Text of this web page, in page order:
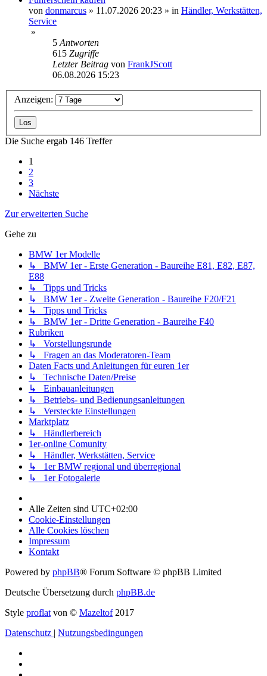
von donmarcus » 11.07.2026 20:23 » in Händler, Werkstätten,
Service
»
5 Antworten
615 Zugriffe
Letzter Beitrag von FrankJScott
06.08.2026 15:23
Anzeigen:
Die Suche ergab 146 Treffer
1
2
3
Nächste
Zur erweiterten Suche
Gehe zu
BMW 1er Modelle
↳ BMW 1er - Erste Generation - Baureihe E81, E82, E87,
E88
↳ Tipps und Tricks
↳ BMW 1er - Zweite Generation - Baureihe F20/F21
↳ Tipps und Tricks
↳ BMW 1er - Dritte Generation - Baureihe F40
Rubriken
↳ Vorstellungsrunde
↳ Fragen an das Moderatoren-Team
Daten Facts und Anleitungen für euren 1er
↳ Technische Daten/Preise
↳ Einbauanleitungen
↳ Betriebs- und Bedienungsanleitungen
↳ Versteckte Einstellungen
Marktplatz
↳ Händlerbereich
1er-online Comunity
↳ Händler, Werkstätten, Service
↳ 1er BMW regional und überregional
↳ 1er Fotogalerie
Alle Zeiten sind UTC+02:00
Cookie-Einstellungen
Alle Cookies löschen
Impressum
Kontakt
Powered by phpBB® Forum Software © phpBB Limited
Deutsche Übersetzung durch phpBB.de
Style proflatvon © Mazeltof2017
Datenschutz
Nutzungsbedingungen